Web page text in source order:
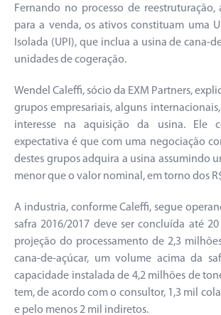
Fernando no processo de
para a venda, os ativos constituam uma
Isolada (UPI), que inclua a usina de cana-
unidades de cogeração.
Wendel Caleffi, sócio da EXM Partners,
grupos empresariais, alguns
interesse na aquisição da usina. Ele
expectativa é que com uma negociação
destes grupos adquira a usina assumindo
menor que o valor nominal, em torno dos
A industria, conforme Caleffi, segue
safra 2016/2017 deve ser concluída até
projeção do processamento de 2,3
cana-de-açúcar, um volume acima da
capacidade instalada de 4,2 milhões de
tem, de acordo com o consultor, 1,3 mil
e pelo menos 2 mil indiretos.